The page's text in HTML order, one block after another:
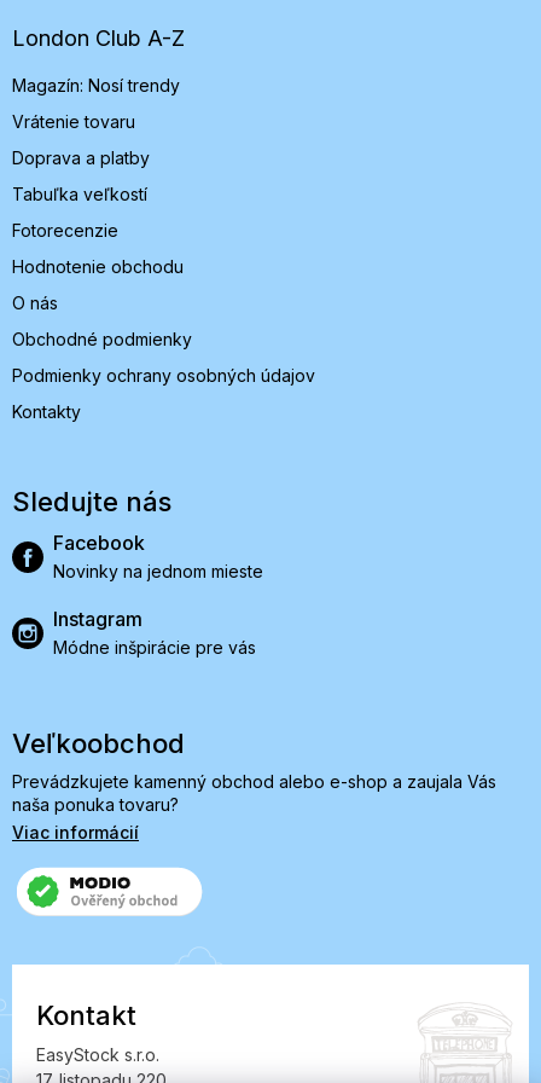
e
London Club A-Z
Magazín: Nosí trendy
Vrátenie tovaru
Doprava a platby
Tabuľka veľkostí
Fotorecenzie
Hodnotenie obchodu
O nás
Obchodné podmienky
Podmienky ochrany osobných údajov
Kontakty
Sledujte nás
Facebook
Novinky na jednom mieste
Instagram
Módne inšpirácie pre vás
Veľkoobchod
Prevádzkujete kamenný obchod alebo e-shop a zaujala Vás
naša ponuka tovaru?
Viac informácií
Kontakt
EasyStock s.r.o.